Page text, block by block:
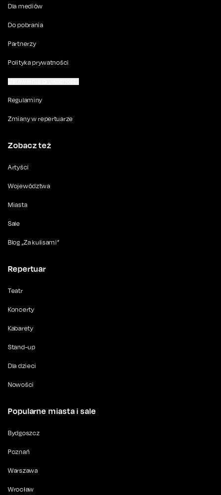
Dla mediów
Do pobrania
Partnerzy
Polityka prywatności
Regulaminy
Zmiany w repertuarze
Zobacz też
Artyści
Województwa
Miasta
Sale
Blog „Za kulisami”
Repertuar
Teatr
Koncerty
Kabarety
Stand-up
Dla dzieci
Nowości
Popularne miasta i sale
Bydgoszcz
Poznań
Warszawa
Wrocław